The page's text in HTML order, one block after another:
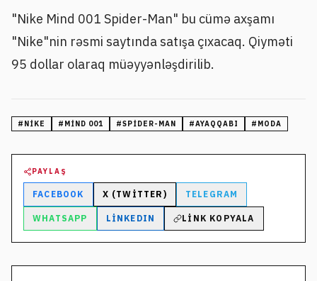
"Nike Mind 001 Spider-Man" bu cümə axşamı
"Nike"nin rəsmi saytında satışa çıxacaq. Qiyməti
95 dollar olaraq müəyyənləşdirilib.
# NIKE # MIND 001 #SPIDER-MAN #AYAQQABI # MODA
PAYLAŞ
FACEBOOK X (TWITTER) TELEGRAM
WHATSAPP LINKEDIN LINK KOPYALA